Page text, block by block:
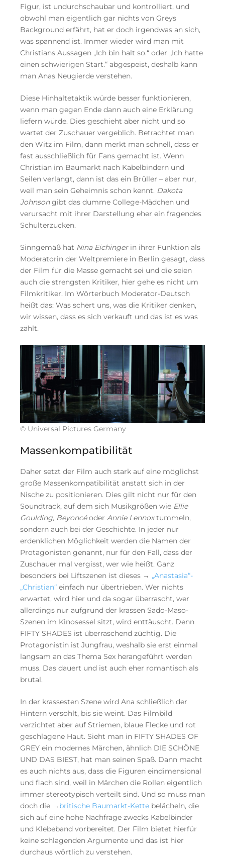
Figur, ist undurchschaubar und kontrolliert, und
obwohl man eigentlich gar nichts von Greys
Background erfährt, hat er doch irgendwas an sich,
was spannend ist. Immer wieder wird man mit
Christians Aussagen „Ich bin halt so.“ oder „Ich hatte
einen schwierigen Start.“ abgespeist, deshalb kann
man Anas Neugierde verstehen.
Diese Hinhaltetaktik würde besser funktionieren,
wenn man gegen Ende dann auch eine Erklärung
liefern würde. Dies geschieht aber nicht und so
wartet der Zuschauer vergeblich. Betrachtet man
den Witz im Film, dann merkt man schnell, dass er
fast ausschließlich für Fans gemacht ist. Wenn
Christian im Baumarkt nach Kabelbindern und
Seilen verlangt, dann ist das ein Brüller – aber nur,
weil man sein Geheimnis schon kennt. Dakota
Johnsongibt das dumme College-Mädchen und
verursacht mit ihrer Darstellung eher ein fragendes
Schulterzucken.
Sinngemäß hat Nina Eichingerin ihrer Funktion als
Moderatorin der Weltpremiere in Berlin gesagt, dass
der Film für die Masse gemacht sei und die seien
auch die strengsten Kritiker, hier gehe es nicht um
Filmkritiker. Im Wörterbuch Moderator-Deutsch
heißt das: Was schert uns, was die Kritiker denken,
wir wissen, dass es sich verkauft und das ist es was
zählt.
© Universal Pictures Germany
Massenkompatibilität
Daher setzt der Film auch stark auf eine möglichst
große Massenkompatibilität anstatt sich in der
Nische zu positionieren. Dies gilt nicht nur für den
Soundtrack, auf dem sich Musikgrößen wie Ellie
Goulding, Beyoncéoder Annie Lennoxtummeln,
sondern auch bei der Geschichte. In jeder nur
erdenklichen Möglichkeit werden die Namen der
Protagonisten genannt, nur für den Fall, dass der
Zuschauer mal vergisst, wer wie heißt. Ganz
besonders bei Liftszenen ist dieses → „Anastasia“-
„Christian“ einfach nur übertrieben. Wer nichts
erwartet, wird hier und da sogar überrascht, wer
allerdings nur aufgrund der krassen Sado-Maso-
Szenen im Kinosessel sitzt, wird enttäuscht. Denn
FIFTY SHADES ist überraschend züchtig. Die
Protagonistin ist Jungfrau, weshalb sie erst einmal
langsam an das Thema Sex herangeführt werden
muss. Das dauert und ist auch eher romantisch als
brutal.
In der krassesten Szene wird Ana schließlich der
Hintern versohlt, bis sie weint. Das Filmbild
verzichtet aber auf Striemen, blaue Flecke und rot
geschlagene Haut. Sieht man in FIFTY SHADES OF
GREY ein modernes Märchen, ähnlich DIE SCHÖNE
UND DAS BIEST, hat man seinen Spaß. Dann macht
es auch nichts aus, dass die Figuren eindimensional
und flach sind, weil in Märchen die Rollen eigentlich
immer stereotypisch verteilt sind. Und so muss man
doch die → britische Baumarkt-Kette belächeln, die
sich auf eine hohe Nachfrage zwecks Kabelbinder
und Klebeband vorbereitet. Der Film bietet hierfür
keine schlagenden Argumente und das ist hier
durchaus wörtlich zu verstehen.